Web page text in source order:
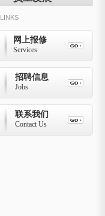
LINKS
网上报修
Services
招聘信息
Jobs
联系我们
Contact Us